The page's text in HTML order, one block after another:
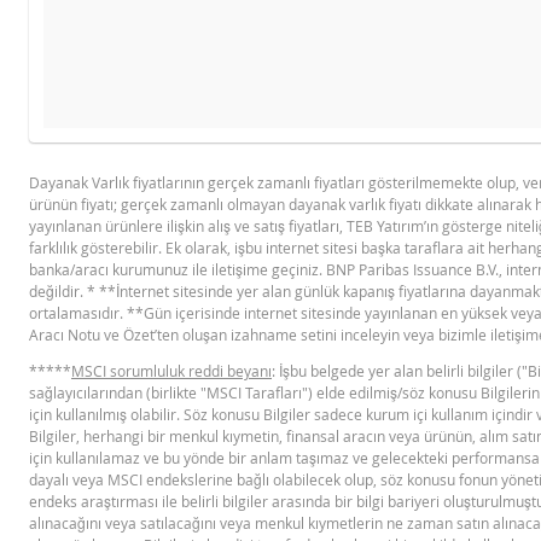
İHRAÇÇI BILGI DOKÜMANI
BNP PARIBAS IHRACCI BILGI
DOKUMANI (15 NISAN 2026)
YASAL DOKÜMANLAR
BNPP SPK ONAYLI OZET (15 NISAN
2026 IHRACI)
FIYAT BILGISI
GÖSTERGE FIYAT TABLOSU
Gösterge fiyat hesaplanamadı.
Dayanak Varlık fiyatlarının gerçek zamanlı fiyatları gösterilmemekte olup,
ürünün fiyatı; gerçek zamanlı olmayan dayanak varlık fiyatı dikkate
yayınlanan ürünlere ilişkin alış ve satış fiyatları, TEB Yatırım’ın gösterge
farklılık gösterebilir. Ek olarak, işbu internet sitesi başka taraflara ait
banka/aracı kurumunuz ile iletişime geçiniz. BNP Paribas Issuance B.V.,
değildir. * **İnternet sitesinde yer alan günlük kapanış fiyatlarına
ortalamasıdır. **Gün içerisinde internet sitesinde yayınlanan en yüksek
Aracı Notu ve Özet’ten oluşan izahname setini inceleyin veya bizimle
*****MSCI sorumluluk reddi beyanı: İşbu belgede yer alan belirli bilgiler
sağlayıcılarından (birlikte "MSCI Tarafları") elde edilmiş/söz konusu
için kullanılmış olabilir. Söz konusu Bilgiler sadece kurum içi kullanım
Bilgiler, herhangi bir menkul kıymetin, finansal aracın veya ürünün, alım
için kullanılamaz ve bu yönde bir anlam taşımaz ve gelecekteki
dayalı veya MSCI endekslerine bağlı olabilecek olup, söz konusu fonun
endeks araştırması ile belirli bilgiler arasında bir bilgi bariyeri
alınacağını veya satılacağını veya menkul kıymetlerin ne zaman satın